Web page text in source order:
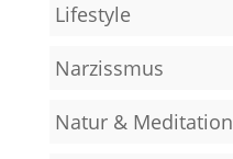
Lifestyle
Narzissmus
Natur & Meditation